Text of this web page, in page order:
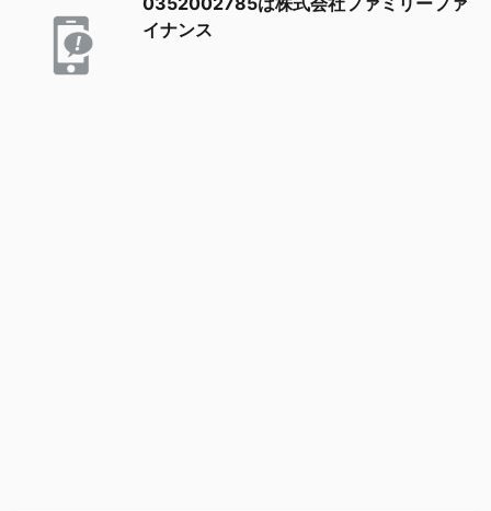
イナンス